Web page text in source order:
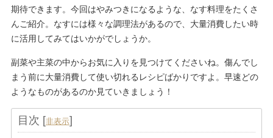
期待できます。今回はやみつきになるような、なす料理をたくさ
んご紹介。なすには様々な調理法があるので、大量消費したい時
に活用してみてはいかがでしょうか。
副菜や主菜の中からお気に入りを見つけてくださいね。傷んでし
まう前に大量消費して使い切れるレシピばかりですよ。早速どの
ようなものがあるのか見ていきましょう！
目次 [非表示]